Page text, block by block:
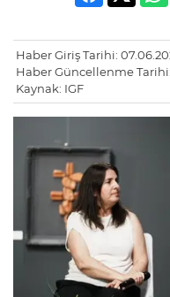
Haber Giriş Tarihi:
Haber Güncellenme Tarihi:
Kaynak: IGF